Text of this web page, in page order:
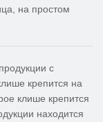
на простом
с
крепится на
клише крепится
находится